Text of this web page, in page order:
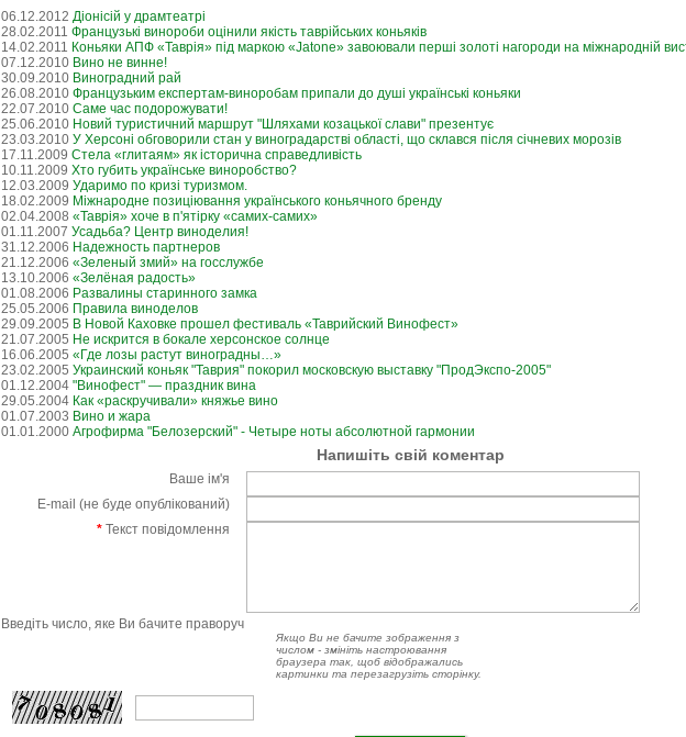
06.12.2012 Діонісій у драмтеатрі
28.02.2011 Французькі винороби оцінили якість таврійських коньяків
14.02.2011 Коньяки АПФ «Таврія» під маркою «Jatone» завоювали перші золоті нагороди на міжнародній
07.12.2010 Вино не винне!
30.09.2010 Виноградний рай
26.08.2010 Французьким експертам-виноробам припали до душі українські коньяки
22.07.2010 Саме час подорожувати!
25.06.2010 Новий туристичний маршрут "Шляхами козацької слави" презентує
23.03.2010 У Херсоні обговорили стан у виноградарстві області, що склався після січневих морозів
17.11.2009 Стела «глитаям» як історична справедливість
10.11.2009 Хто губить українське виноробство?
12.03.2009 Ударимо по кризі туризмом.
18.02.2009 Міжнародне позиціювання українського коньячного бренду
02.04.2008 «Таврія» хоче в п'ятірку «самих-самих»
01.11.2007 Усадьба? Центр виноделия!
31.12.2006 Надежность партнеров
21.12.2006 «Зеленый змий» на госслужбе
13.10.2006 «Зелёная радость»
01.08.2006 Развалины старинного замка
25.05.2006 Правила виноделов
29.09.2005 В Новой Каховке прошел фестиваль «Таврийский Винофест»
21.07.2005 Не искрится в бокале херсонское солнце
16.06.2005 «Где лозы растут виноградны…»
23.02.2005 Украинский коньяк "Таврия" покорил московскую выставку "ПродЭкспо-2005"
01.12.2004 "Винофест" — праздник вина
29.05.2004 Как «раскручивали» княжье вино
01.07.2003 Вино и жара
01.01.2000 Агрофирма "Белозерский" - Четыре ноты абсолютной гармонии
Напишіть свій коментар
Ваше ім'я
E-mail (не буде опублікований)
* Текст повідомлення
Введіть число, яке Ви бачите праворуч
Якщо Ви не бачите зображення з
числом - змініть настроювання
браузера так, щоб відображались
картинки та перезагрузіть сторінку.